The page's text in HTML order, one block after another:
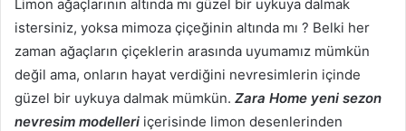
Limon ağaçlarının altında mı güzel bir uykuya dalmak
istersiniz, yoksa mimoza çiçeğinin altında mı ? Belki her
zaman ağaçların çiçeklerin arasında uyumamız mümkün
değil ama, onların hayat verdiğini nevresimlerin içinde
güzel bir uykuya dalmak mümkün. Zara Home yeni sezon
nevresim modelleri içerisinde limon desenlerinden